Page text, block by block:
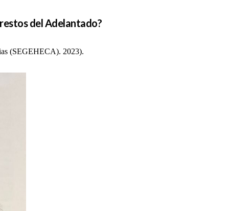
del Adelantado?
(SEGEHECA). 2023).